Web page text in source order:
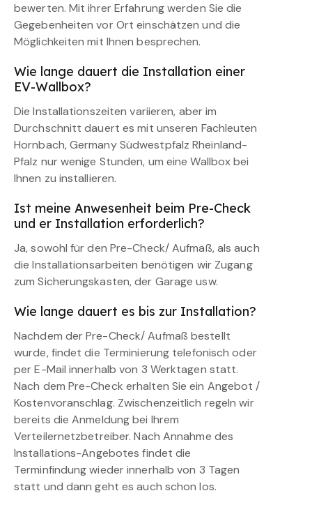
bewerten. Mit ihrer Erfahrung werden Sie die
Gegebenheiten vor Ort einschätzen und die
Möglichkeiten mit Ihnen besprechen.
Wie lange dauert die Installation einer
EV-Wallbox?
Die Installationszeiten variieren, aber im
Durchschnitt dauert es mit unseren Fachleuten
Hornbach, Germany Südwestpfalz Rheinland-
Pfalz nur wenige Stunden, um eine Wallbox bei
Ihnen zu installieren.
Ist meine Anwesenheit beim Pre-Check
und er Installation erforderlich?
Ja, sowohl für den Pre-Check/ Aufmaß, als auch
die Installationsarbeiten benötigen wir Zugang
zum Sicherungskasten, der Garage usw.
Wie lange dauert es bis zur Installation?
Nachdem der Pre-Check/ Aufmaß bestellt
wurde, findet die Terminierung telefonisch oder
per E-Mail innerhalb von 3 Werktagen statt.
Nach dem Pre-Check erhalten Sie ein Angebot /
Kostenvoranschlag. Zwischenzeitlich regeln wir
bereits die Anmeldung bei Ihrem
Verteilernetzbetreiber. Nach Annahme des
Installations-Angebotes findet die
Terminfindung wieder innerhalb von 3 Tagen
statt und dann geht es auch schon los.